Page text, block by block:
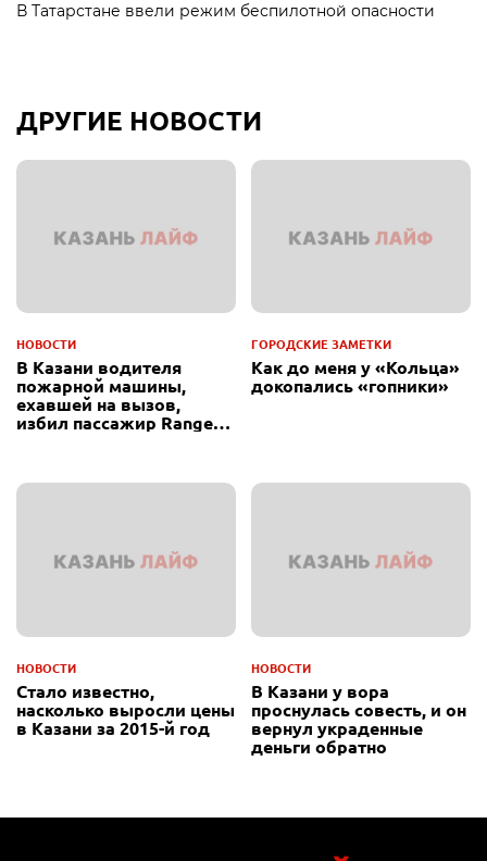
В Татарстане ввели режим беспилотной опасности
ДРУГИЕ НОВОСТИ
НОВОСТИ
В Казани водителя
пожарной машины,
ехавшей на вызов,
избил пассажир Range
ГОРОДСКИЕ ЗАМЕТКИ
Как до меня у «Кольца»
докопались «гопники»
НОВОСТИ
Стало известно,
насколько выросли цены
в Казани за 2015-й год
НОВОСТИ
В Казани у вора
проснулась совесть, и он
вернул украденные
деньги обратно